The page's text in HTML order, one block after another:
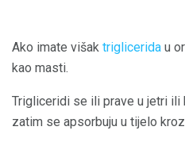
Ako imate višak triglicerida u
kao masti.
Trigliceridi se ili prave u jetri ili
zatim se apsorbuju u tijelo